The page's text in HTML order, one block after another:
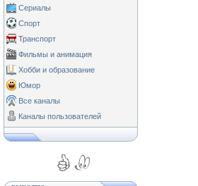
Сериалы
Спорт
Транспорт
Фильмы и анимация
Хобби и образование
Юмор
Все каналы
Каналы пользователей